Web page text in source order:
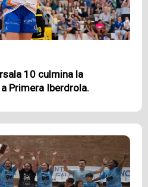
10 culmina la
Primera Iberdrola.